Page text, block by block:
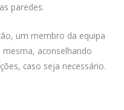
paredes.
um membro da equipa
aconselhando
caso seja necessário.